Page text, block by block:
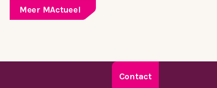
Meer MActueel
Contact